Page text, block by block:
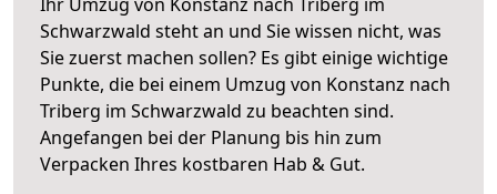
Schwarzwald steht an und Sie wissen nicht, was
Sie zuerst machen sollen? Es gibt einige wichtige
Punkte, die bei einem Umzug von Konstanz nach
Triberg im Schwarzwald zu beachten sind.
Angefangen bei der Planung bis hin zum
Verpacken Ihres kostbaren Hab & Gut.